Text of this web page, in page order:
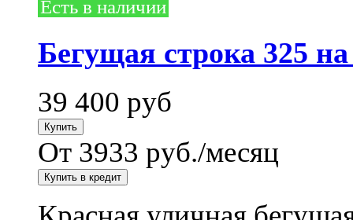
Есть в наличии
Бегущая строка 325
39 400 руб
От 3933 руб./месяц